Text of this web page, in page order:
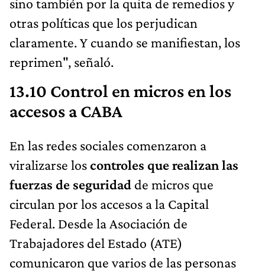
otras políticas que los perjudican
claramente. Y cuando se manifiestan, los
reprimen", señaló.
13.10 Control en micros en los
accesos a CABA
En las redes sociales comenzaron a
viralizarse loscontroles que realizan las
fuerzas de seguridad de micros que
circulan por los accesos a la Capital
Federal. Desde la Asociación de
Trabajadores del Estado (ATE)
comunicaron que varios de las personas